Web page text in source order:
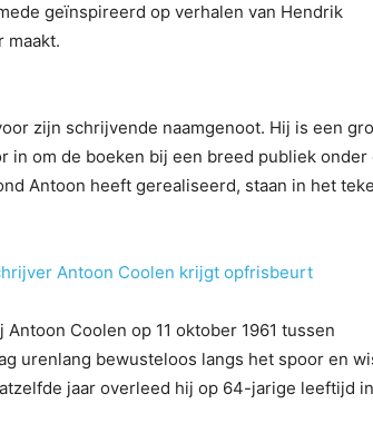
geïnspireerd op verhalen van Hendrik
maakt.
zijn schrijvende naamgenoot. Hij is een
in om de boeken bij een breed publiek onder
Antoon heeft gerealiseerd, staan in het
Antoon Coolen krijgt opfrisbeurt
Coolen op 11 oktober 1961 tussen
urenlang bewusteloos langs het spoor en
jaar overleed hij op 64-jarige leeftijd in